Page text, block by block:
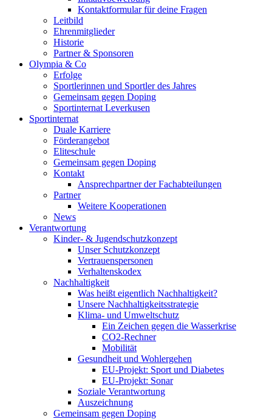
Kontaktformular für deine Fragen
Leitbild
Ehrenmitglieder
Historie
Partner & Sponsoren
Olympia & Co
Erfolge
Sportlerinnen und Sportler des Jahres
Gemeinsam gegen Doping
Sportinternat Leverkusen
Sportinternat
Duale Karriere
Förderangebot
Eliteschule
Gemeinsam gegen Doping
Kontakt
Ansprechpartner der Fachabteilungen
Partner
Weitere Kooperationen
News
Verantwortung
Kinder- & Jugendschutzkonzept
Unser Schutzkonzept
Vertrauenspersonen
Verhaltenskodex
Nachhaltigkeit
Was heißt eigentlich Nachhaltigkeit?
Unsere Nachhaltigkeitsstrategie
Klima- und Umweltschutz
Ein Zeichen gegen die Wasserkrise
CO2-Rechner
Mobilität
Gesundheit und Wohlergehen
EU-Projekt: Sport und Diabetes
EU-Projekt: Sonar
Soziale Verantwortung
Auszeichnung
Gemeinsam gegen Doping